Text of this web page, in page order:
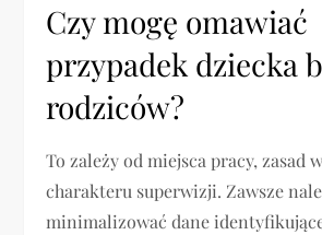
Czy mogę omawiać
przypadek dziecka
rodziców?
To zależy od miejsca pracy, zasad
charakteru superwizji. Zawsze
minimalizować dane